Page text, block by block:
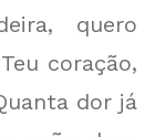
quero
coração,
dor já